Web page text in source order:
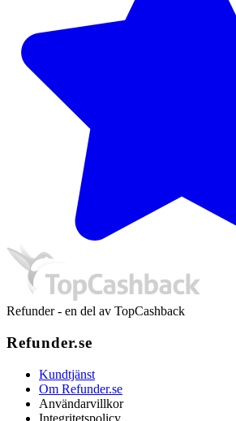
Refunder - en del av TopCashback
Refunder.se
Kundtjänst
Om Refunder.se
Användarvillkor
Integritetspolicy